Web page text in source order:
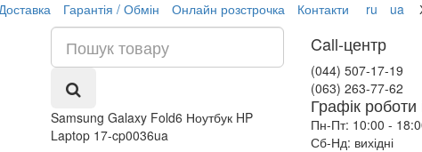
Гарантія / Обмін Онлайн розстрочка Контакти ru ua
Samsung Galaxy Fold6 Ноутбук HP
Laptop 17-cp0036ua
Call-центр
(044) 507-17-19
(063) 263-77-62
Графік роботи
Пн-Пт: 10:00 -
Сб-Нд: вихідні